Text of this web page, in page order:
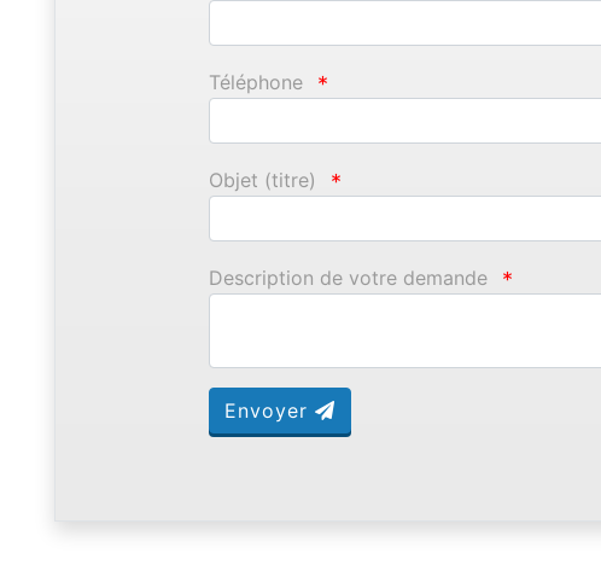
Téléphone *
Objet (titre) *
Description de votre demande *
Envoyer